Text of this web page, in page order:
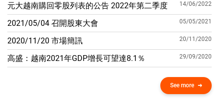
元大越南購回零股列表的公告 2022年第二季度 14/06/2022
2021/05/04 召開股東大會 05/05/2021
2020/11/20 市場簡訊 20/11/2020
高盛：越南2021年GDP增​​長可望達8.1％ 29/09/2020
See more